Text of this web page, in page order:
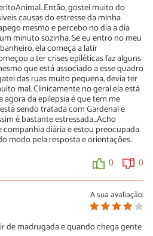
Então, gostei muito do
causas do estresse da minha
mesmo e percebo no dia a dia
minuto sozinha. Se eu entro no meu
ela começa a latir
a ter crises epiléticas faz alguns
que está associado a esse quadro
das ruas muito pequena, devia ter
mal. Clinicamente no geral ela está
da epilepsia é que tem me
sendo tratada com Gardenal e
é bastante estressada...Acho
companhia diária e estou preocupada
modo pela resposta e orientações.
0 0
A sua avaliação:
de madrugada e quando chega gente